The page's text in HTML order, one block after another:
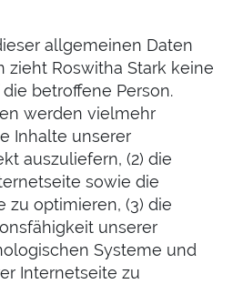
allgemeinen Daten
zieht Roswitha Stark keine
betroffene Person.
werden vielmehr
Inhalte unserer
auszuliefern, (2) die
sowie die
zu optimieren, (3) die
unserer
Systeme und
Internetseite zu